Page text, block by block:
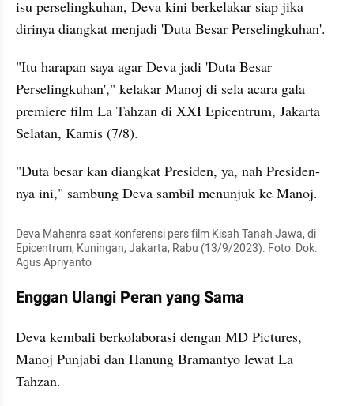
isu perselingkuhan, Deva kini berkelakar siap jika
dirinya diangkat menjadi 'Duta Besar Perselingkuhan'.
"Itu harapan saya agar Deva jadi 'Duta Besar
Perselingkuhan'," kelakar Manoj di sela acara gala
premiere film La Tahzan di XXI Epicentrum, Jakarta
Selatan, Kamis (7/8).
"Duta besar kan diangkat Presiden, ya, nah Presiden-
nya ini," sambung Deva sambil menunjuk ke Manoj.
Deva Mahenra saat konferensi pers film Kisah Tanah Jawa, di
Epicentrum, Kuningan, Jakarta, Rabu (13/9/2023). Foto: Dok.
Agus Apriyanto
Enggan Ulangi Peran yang Sama
Deva kembali berkolaborasi dengan MD Pictures,
Manoj Punjabi dan Hanung Bramantyo lewat La
Tahzan.